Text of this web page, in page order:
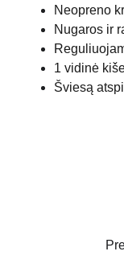
Neopreno
Nugaros ir
1 vidinė
Šviesą